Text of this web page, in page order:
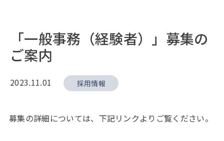
「一般事務（経験者）」募集の
ご案内
2023.11.01 採用情報
募集の詳細については、下記リンクよりご覧ください。